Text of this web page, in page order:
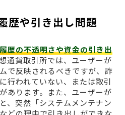
歴や引き出し問題
歴の不透明さや資金の引き出
通貨取引所では、ユーザーが
で反映されるべきですが、詐
行われていない、または取引
あります。また、ユーザーが
、突然「システムメンテナン